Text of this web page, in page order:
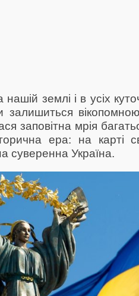
нашій землі і в усіх
залишиться
заповітна мрія
ера: на карті
суверенна Україна.